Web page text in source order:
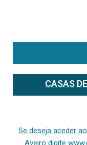
CASAS
Se deseja aceder
Aveiro digite